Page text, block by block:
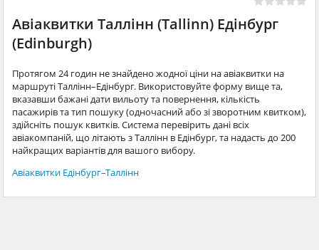
Авіаквитки Таллінн (Tallinn) Едінбург
(Edinburgh)
Протягом 24 годин не знайдено жодної ціни на авіаквитки на
маршруті Таллінн–Едінбург. Використовуйте форму вище та,
вказавши бажані дати вильоту та повернення, кількість
пасажирів та тип пошуку (одночасний або зі зворотним квитком),
здійсніть пошук квитків. Система перевірить дані всіх
авіакомпаній, що літають з Таллінн в Едінбург, та надасть до 200
найкращих варіантів для вашого вибору.
Авіаквитки Едінбург–Таллінн